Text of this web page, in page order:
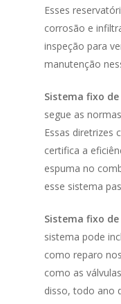
Esses
corrosão e
inspeção para
manutenção
Sistema fixo
segue as
Essas diretrizes
certifica a
espuma no
esse sistema
Sistema fixo de
sistema pode
como reparo
como as
disso, todo ano